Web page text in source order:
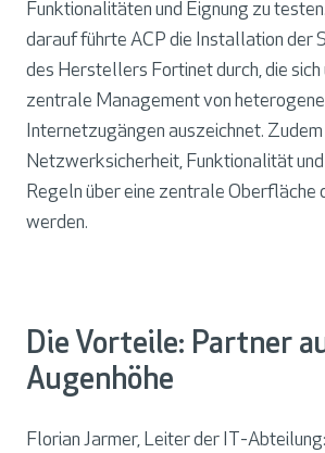
Funktionalitäten und Eignung zu
darauf führte ACP die Installation der
des Herstellers Fortinet durch, die sich
zentrale Management von
Internetzugängen auszeichnet. Zudem
Netzwerksicherheit, Funktionalität
Regeln über eine zentrale Oberfläche
werden.
Die Vorteile: Partner
Augenhöhe
Florian Jarmer, Leiter der IT-Abteilung: